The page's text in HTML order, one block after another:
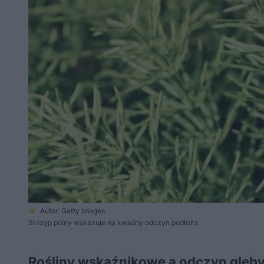
Autor: Getty Images
Skrzyp polny wskazuje na kwaśny odczyn podłoża